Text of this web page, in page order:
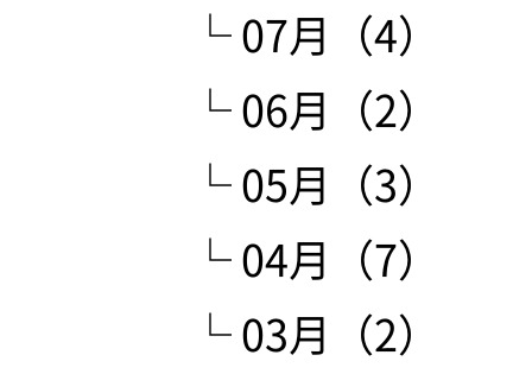
└ 07月（4）
└ 06月（2）
└ 05月（3）
└ 04月（7）
└ 03月（2）